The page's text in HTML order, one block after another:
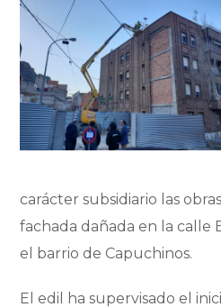
carácter subsidiario las
fachada dañada en la calle
el barrio de Capuchinos.
El edil ha supervisado el